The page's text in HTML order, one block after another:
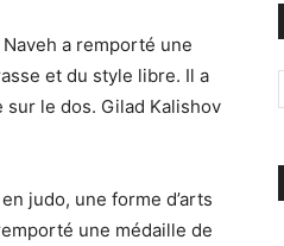
a remporté une
et du style libre. Il a
le dos. Gilad Kalishov
judo, une forme d’arts
une médaille de